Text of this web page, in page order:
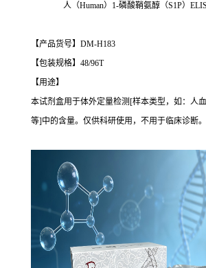
人（Human）1-磷酸鞘氨醇（S1P）
【产品货号】DM-H183
【包装规格】48/96T
【用途】
本试剂盒用于体外定量检测[样本类型，如：人
等]中的含量。仅供科研使用，不用于临床诊断。